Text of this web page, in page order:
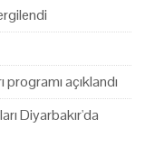
açıklandı
Diyarbakır'da